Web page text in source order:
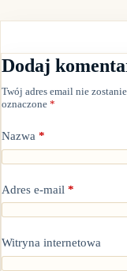
Dodaj
Twój adres email nie
oznaczone *
Nazwa *
Adres e-mail *
Witryna internetowa